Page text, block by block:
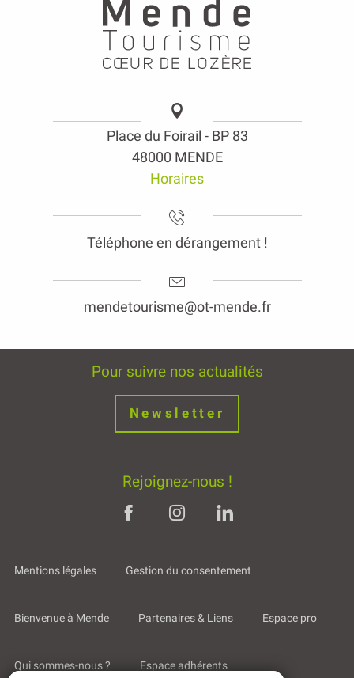
Place du Foirail - BP 83
48000 MENDE
Horaires
Téléphone en dérangement !
mendetourisme@ot-mende.fr
Pour suivre nos actualités
Newsletter
Rejoignez-nous !
Mentions légales Gestion du consentement
Bienvenue à Mende Partenaires & Liens Espace pro
Qui sommes-nous ? Espace adhérents